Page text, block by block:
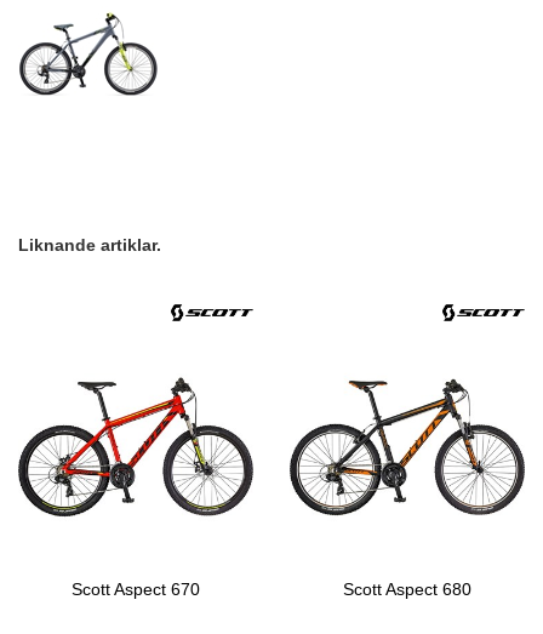
Liknande artiklar.
Scott Aspect 670 Scott Aspect 680